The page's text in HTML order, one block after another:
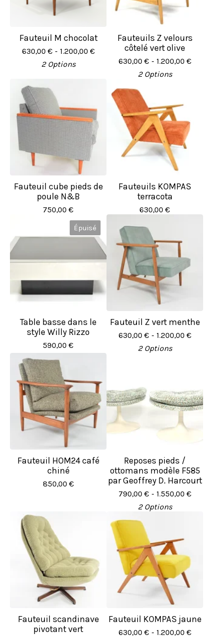
Fauteuil M chocolat
630,00 € - 1.200,00 €
2 Options
Fauteuils Z velours
côtelé vert olive
630,00 € - 1.200,00 €
2 Options
Fauteuil cube pieds de
poule N&B
750,00 €
Fauteuils KOMPAS
terracota
630,00 €
Épuisé
Table basse dans le
style Willy Rizzo
590,00 €
Fauteuil Z vert menthe
630,00 € - 1.200,00 €
2 Options
Fauteuil HOM24 café
chiné
850,00 €
Reposes pieds /
ottomans modèle F585
par Geoffrey D. Harcourt
790,00 € - 1.550,00 €
2 Options
Fauteuil scandinave
pivotant vert
Fauteuil KOMPAS jaune
630,00 € - 1.200,00 €